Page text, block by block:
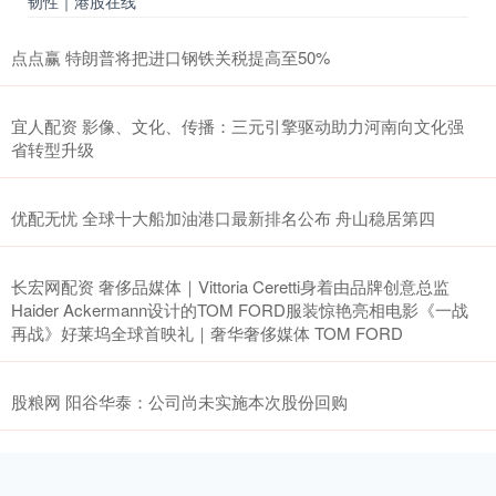
点点赢 特朗普将把进口钢铁关税提高至50%
宜人配资 影像、文化、传播：三元引擎驱动助力河南向文化强
省转型升级
优配无忧 全球十大船加油港口最新排名公布 舟山稳居第四
长宏网配资 奢侈品媒体｜Vittoria Ceretti身着由品牌创意总监
Haider Ackermann设计的TOM FORD服装惊艳亮相电影《一战
再战》好莱坞全球首映礼｜奢华奢侈媒体 TOM FORD
股粮网 阳谷华泰：公司尚未实施本次股份回购